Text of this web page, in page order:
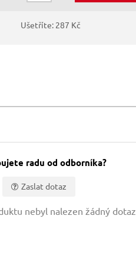
Ušetříte: 287 Kč
radu od odborníka?
Zaslat dotaz
nebyl nalezen žádný dotaz